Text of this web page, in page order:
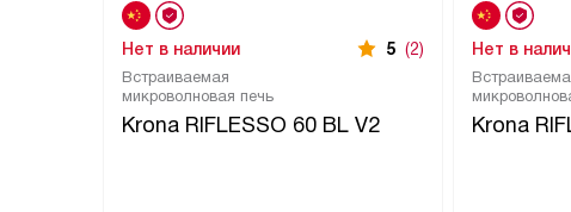
Встраиваемая
микроволновая печь
Krona RIFLESSO 60 BL V2
Нет в наличии 5 (2)
Krona
Нет в